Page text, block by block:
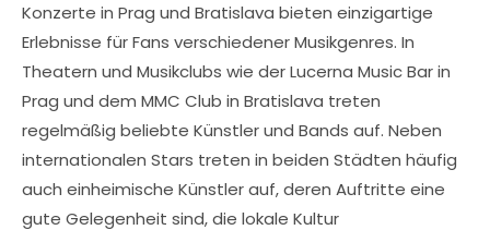
Konzerte in Prag und Bratislava bieten einzigartige
Erlebnisse für Fans verschiedener Musikgenres. In
Theatern und Musikclubs wie der Lucerna Music Bar in
Prag und dem MMC Club in Bratislava treten
regelmäßig beliebte Künstler und Bands auf. Neben
internationalen Stars treten in beiden Städten häufig
auch einheimische Künstler auf, deren Auftritte eine
gute Gelegenheit sind, die lokale Kultur